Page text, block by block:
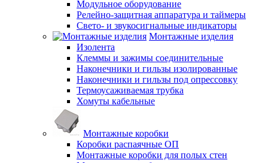
Модульное оборудование
Релейно-защитная аппаратура и таймеры
Свето- и звукосигнальные индикаторы
Монтажные изделия
Изолента
Клеммы и зажимы соединительные
Наконечники и гильзы изолированные
Наконечники и гильзы под опрессовку
Термоусаживаемая трубка
Хомуты кабельные
Монтажные коробки
Коробки распаячные ОП
Монтажные коробки для полых стен